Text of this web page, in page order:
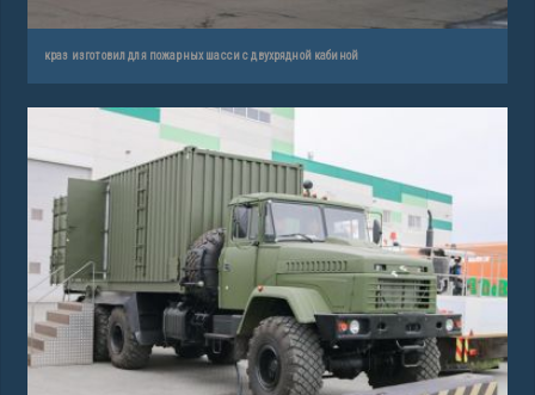
краз изготовил для пожарных шасси с двухрядной кабиной